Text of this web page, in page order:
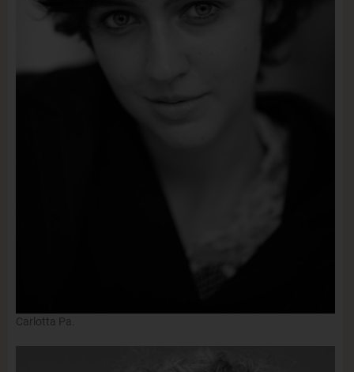
Carlotta Pa.